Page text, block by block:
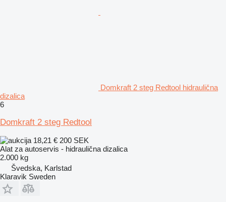
Domkraft 2 steg Redtool hidraulična
dizalica
6
Domkraft 2 steg Redtool
18,21 € 200 SEK
Alat za autoservis - hidraulična dizalica
2.000 kg
Švedska, Karlstad
Klaravik Sweden